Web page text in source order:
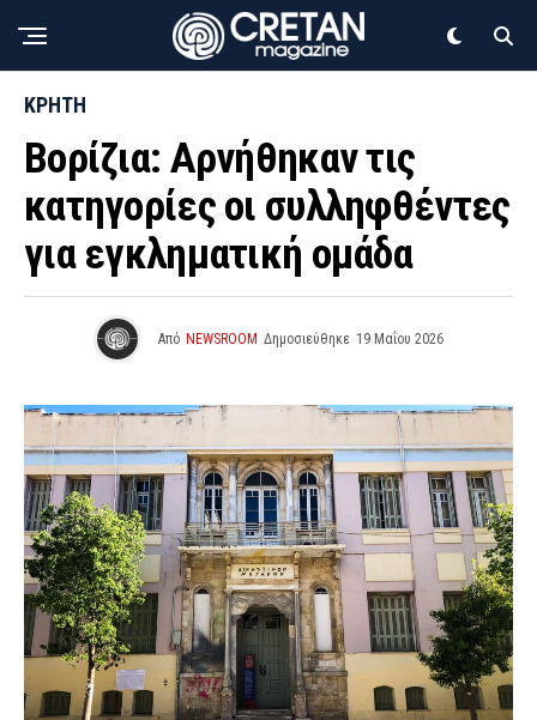
ΚΡΗΤΗ
Βορίζια: Αρνήθηκαν τις
κατηγορίες οι συλληφθέντες
για εγκληματική ομάδα
Από NEWSROOM Δημοσιεύθηκε 19 Μαΐου 2026